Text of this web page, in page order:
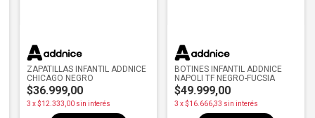
ZAPATILLAS INFANTIL ADDNICE
CHICAGO NEGRO
$36.999,00
3 x$12.333,00 sin interés
BOTINES INFANTIL ADDNICE
NAPOLI TF NEGRO-FUCSIA
$49.999,00
3 x$16.666,33 sin interés